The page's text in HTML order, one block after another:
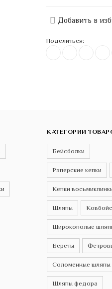
Добавить в
Поделиться:
КАТЕГОРИИ
Бейсболки
Рэперские кепки
Кепки
Шляпы
Широкополые
Береты
Соломенные шляпы
Шляпы федора